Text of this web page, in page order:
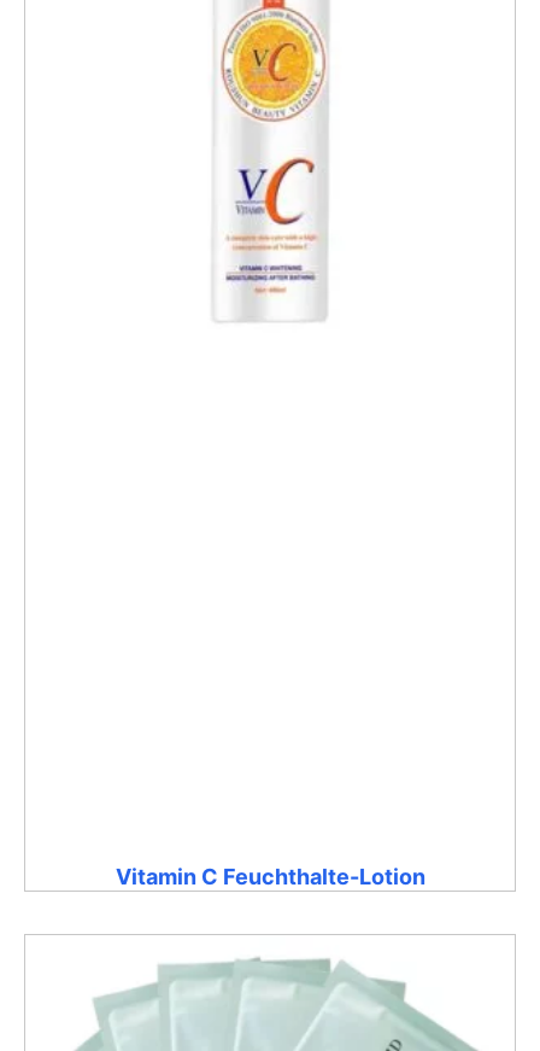
Vitamin C Feuchthalte-Lotion